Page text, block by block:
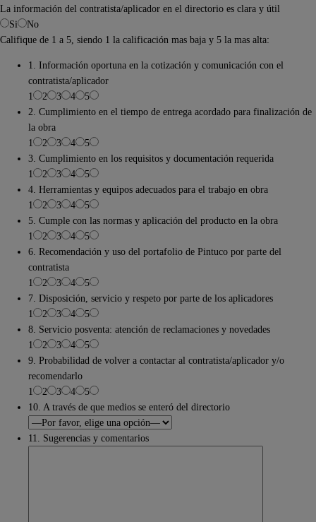
La información del contratista/aplicador en el directorio es clara y útil
Si
No
Califique de 1 a 5, siendo 1 la calificación mas baja y 5 la mas alta:
1. Información oportuna en la cotización y comunicación con el
contratista/aplicador
1
2 3 4
5
2. Cumplimiento en el tiempo de entrega acordado para finalización de
la obra
1
2 3 4
5
3. Cumplimiento en los requisitos y documentación requerida
1
2 3 4
5
4. Herramientas y equipos adecuados para el trabajo en obra
1
2 3 4
5
5. Cumple con las normas y aplicación del producto en la obra
1
2 3 4
5
6. Recomendación y uso del portafolio de Pintuco por parte del
contratista
1
2 3 4
5
7. Disposición, servicio y respeto por parte de los aplicadores
1
2 3 4
5
8. Servicio posventa: atención de reclamaciones y novedades
1
2 3 4
5
9. Probabilidad de volver a contactar al contratista/aplicador y/o
recomendarlo
1
2 3 4
5
10. A través de que medios se enteró del directorio
11. Sugerencias y comentarios